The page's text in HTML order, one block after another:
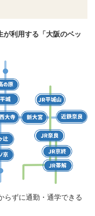
が利用する「大阪のベッ
らずに通勤・通学できる